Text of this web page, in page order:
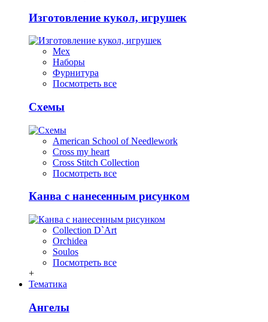
Изготовление кукол, игрушек
Мех
Наборы
Фурнитура
Посмотреть все
Схемы
American School of Needlework
Cross my heart
Cross Stitch Collection
Посмотреть все
Канва с нанесенным рисунком
Collection D`Art
Orchidea
Soulos
Посмотреть все
+
Тематика
Ангелы